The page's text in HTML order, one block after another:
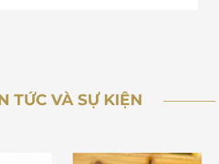
TỨC VÀ SỰ KIỆN